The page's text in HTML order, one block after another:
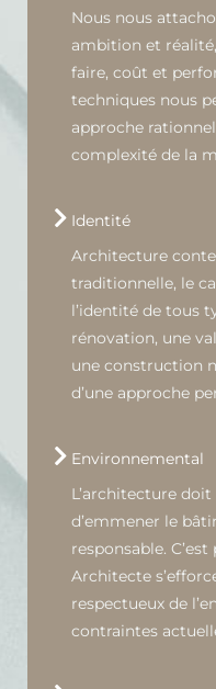
Nous nous
ambition et
faire, coût et
techniques nous
approche
complexité de la
Identité
Architecture
traditionnelle, le
l’identité de tous
rénovation, une
une construction
d’une approche
Environnemental
L’architecture
d’emmener le
responsable.
Architecte
respectueux de
contraintes